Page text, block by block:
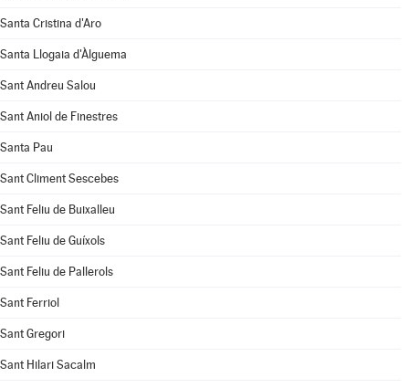
Santa Cristina d'Aro
Santa Llogaia d'Àlguema
Sant Andreu Salou
Sant Aniol de Finestres
Santa Pau
Sant Climent Sescebes
Sant Feliu de Buixalleu
Sant Feliu de Guíxols
Sant Feliu de Pallerols
Sant Ferriol
Sant Gregori
Sant Hilari Sacalm